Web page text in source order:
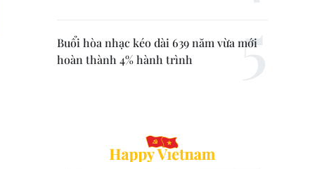
Buổi hòa nhạc kéo dài 639 năm vừa mới
hoàn thành 4% hành trình